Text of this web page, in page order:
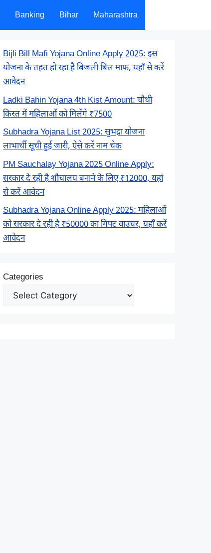
Banking Bihar Maharashtra
Bijli Bill Mafi Yojana Online Apply 2025: इस
योजना के तहत हो रहा है बिजली बिल माफ, यहाँ से करें
आवेदन
Ladki Bahin Yojana 4th Kist Amount: चौथी
किस्त में महिलाओं को मिलेंगे ₹7500
Subhadra Yojana List 2025: सुभद्रा योजना
लाभार्थी सूची हुई जारी, ऐसे करें नाम चेक
PM Sauchalay Yojana 2025 Online Apply:
सरकार दे रही है शौचालय बनाने के लिए ₹12000, यहां
से करें आवेदन
Subhadra Yojana Online Apply 2025: महिलाओं
को सरकार दे रही है ₹50000 का गिफ्ट वाउचर, यहाँ करें
आवेदन
Categories